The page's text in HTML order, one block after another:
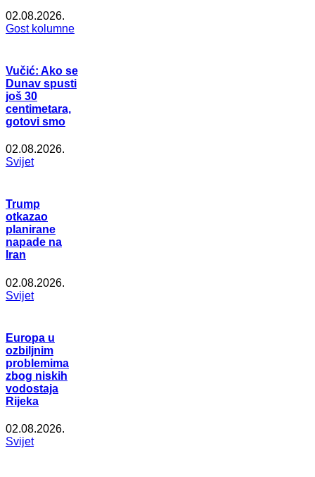
02.08.2026.
Gost kolumne
Vučić: Ako se
Dunav spusti
još 30
centimetara,
gotovi smo
02.08.2026.
Svijet
Trump
otkazao
planirane
napade na
Iran
02.08.2026.
Svijet
Europa u
ozbiljnim
problemima
zbog niskih
vodostaja
Rijeka
02.08.2026.
Svijet